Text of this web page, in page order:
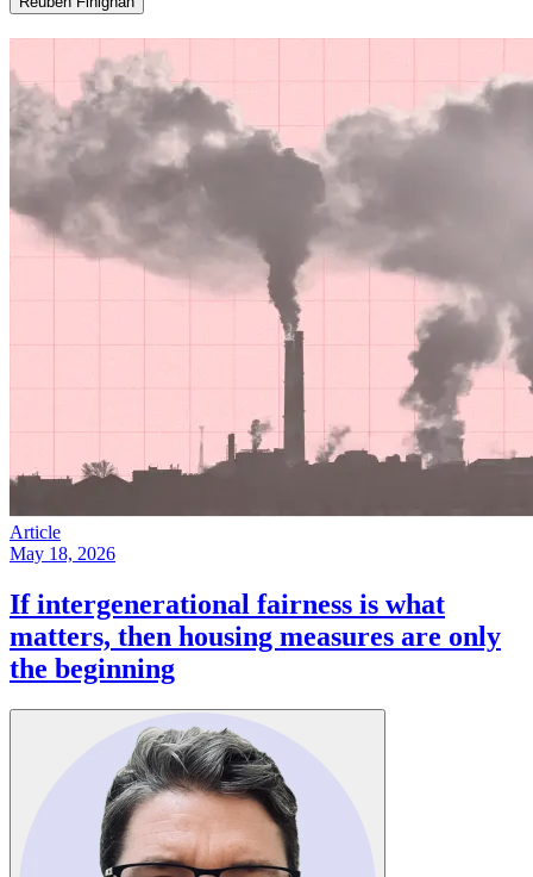
Article
May 18, 2026
If intergenerational fairness is what
matters, then housing measures are only
the beginning​​​​‌ ‍ ​‍​‍‌‍ ‌ ​‍‌‍‍‌‌‍‌ ‌‍‍‌‌‍ ‍​‍​‍​ ‍‍​‍​‍‌ ​ ‌‍​‌‌‍ ‍‌‍‍‌‌ ‌​‌ ‍‌​‍ ‍‌‍‍‌‌‍ ​‍​‍​‍ ​​‍​‍‌‍‍​‌ ​‍‌‍‌‌‌‍‌‍​‍​‍​ ‍‍​‍​‍‌‍‍​‌ ‌​‌ ‌​‌ ​​​ ‍‍​‍ ​‍ ‌‍ ​‌‍ ‌‍​ ‌‍​‌‌‍ ​‌‍‍​‌‍ ‌ ​ ‌ ‌​​ ‍‍​ ​ ​ ​ ​ ​ ​ ​ ​‍ ‌‍‍‌‌‍ ‍‌ ‌​‌‍‌‌‌‍ ‍‌ ‌​​‍ ‌‍‌‌‌‍‌​‌‍‍‌‌ ‌​​‍ ‌‍ ‌‌‍ ‌‍‌​‌‍‌‌​ ‌‌ ​​‌ ​‍‌‍‌‌‌ ​ ‌‍‌‌‌‍ ‍‌ ‌​‌‍​‌‌ ‌​‌‍‍‌‌‍ ‌‍ ‍​ ‍ ‌‍‍‌‌‍‌​​ ‌​ ‌‌‌‍​‌​ ‌‍​ ‌‌‌‍​‌​ ‌‌​ ‌‍​ ​​​‍ ‌‌‍​‌‌‍‌‌​ ‍​‌‍​‌​‍ ‌​ ‌​​ ‌‌​ ‌‍‌‍‌‍​‍ ‌‌‍​‌​ ‌​​ ‌ ​ ‌​​‍ ‌​ ‌‍‌‍‌‍‌‍​‍‌‍​‌​ ‌​​ ​‍​ ‍‌​ ‌‌​ ​ ​ ‌​​ ‌ ​ ​‍​ ‍ ‌ ‌​‌ ‍‌‌ ​​‌‍‌‌​ ‌‌‍ ‍‌‍‌‌‌ ‌ ‌ ​ ​ ‍ ‌ ​​‌‍​‌‌ ‌​‌‍‍​​ ‌‌ ‌​‌‍‍‌‌ ‌​‌‍ ​‌‍‌‌​ ‌‍​‍‌‍​‌‌ ​ ‌‍‌‌‌‌‌‌‌ ​‍‌‍ ​​ ‌‌‍‍​‌ ‌​‌ ‌​‌ ​​​‍‌‌​ ​ ‌​​‌​‍‌‌​ ​‍‌​‌‍​‍‌‌​ ​‍‌​‌‍‌‍ ​‌‍ ‌‍​ ‌‍​‌‌‍ ​‌‍‍​‌‍ ‌ ​ ‌ ‌​​‍‌‌​ ​ ‌​​‌​ ​ ​ ​ ​ ​ ​ ​ ​‍‌‍‌‍‍‌‌‍‌​​ ‌​ ‌‌‌‍​‌​ ‌‍​ ‌‌‌‍​‌​ ‌‌​ ‌‍​ ​​​‍ ‌‌‍​‌‌‍‌‌​ ‍​‌‍​‌​‍ ‌​ ‌​​ ‌‌​ ‌‍‌‍‌‍​‍ ‌‌‍​‌​ ‌​​ ‌ ​ ‌​​‍ ‌​ ‌‍‌‍‌‍‌‍​‍‌‍​‌​ ‌​​ ​‍​ ‍‌​ ‌‌​ ​ ​ ‌​​ ‌ ​ ​‍​‍‌‍‌ ‌​‌ ‍‌‌ ​​‌‍‌‌​ ‌‌‍ ‍‌‍‌‌‌ ‌ ‌ ​ ​‍‌‍‌ ​​‌‍​‌‌ ‌​‌‍‍​​ ‌‌ ‌​‌‍‍‌‌ ‌​‌‍ ​‌‍‌‌​‍‌‍‌ ​​‌‍‌‌‌ ​‍‌ ​ ‌ ​​‌‍‌‌‌‍​ ‌ ‌​‌‍‍‌‌ ‌‍‌‍‌‌​ ‌‌ ​​‌ ‌‌‌‍​‍‌‍ ​‌‍‍‌‌ ​ ‌‍‍​‌‍‌‌‌‍‌​​‍​‍‌ ‌